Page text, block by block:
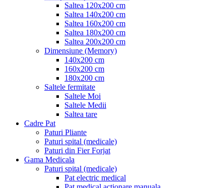
Saltea 120x200 cm
Saltea 140x200 cm
Saltea 160x200 cm
Saltea 180x200 cm
Saltea 200x200 cm
Dimensiune (Memory)
140x200 cm
160x200 cm
180x200 cm
Saltele fermitate
Saltele Moi
Saltele Medii
Saltea tare
Cadre Pat
Paturi Pliante
Paturi spital (medicale)
Paturi din Fier Forjat
Gama Medicala
Paturi spital (medicale)
Pat electric medical